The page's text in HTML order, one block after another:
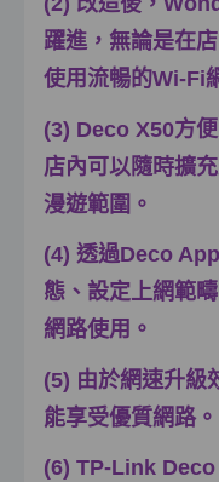
躍進，無論是在
使用流暢的Wi-Fi
(3) Deco X50方
店內可以隨時擴
漫遊範圍。
(4) 透過Deco
態、設定上網範
網路使用。
(5) 由於網速升級
能享受優質網路。
(6) TP-Link Deco